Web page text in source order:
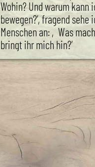
Wohin? Und warum
bewegen?‘, fragend
Menschen an: ‚Was
bringt ihr mich hin?‘